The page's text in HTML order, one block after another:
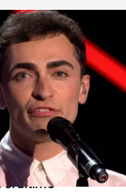
sobre 'Factor X':
y Vanesa
el último